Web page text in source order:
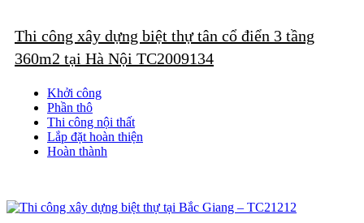
Thi công xây dựng biệt thự tân cổ điển 3 tầng
360m2 tại Hà Nội TC2009134
Khởi công
Phần thô
Thi công nội thất
Lắp đặt hoàn thiện
Hoàn thành